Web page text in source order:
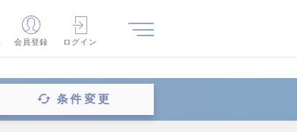
会員登録 ログイン
条件変更